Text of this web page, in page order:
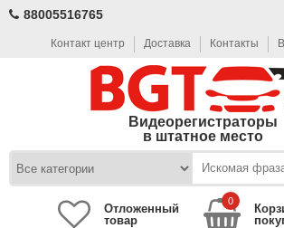
88005516765
Контакт центр Доставка Контакты
Видеорегистраторы
в штатное место
Отложенный
товар
0